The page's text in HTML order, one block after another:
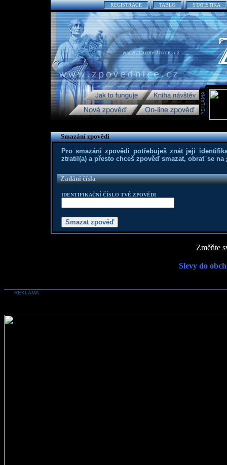
REGISTRACE TABLO STATISTIKA
Smazání zpovědi
Pro smazání zpovědi potřebuješ znát její
ztratil(a) a přesto chceš zpověď smazat, obrať se na
Zadání čísla
IDENTIFIKAČNÍ ČÍSLO TVÉ ZPOVĚDI
Změňte
Slevy do
REKLAMA